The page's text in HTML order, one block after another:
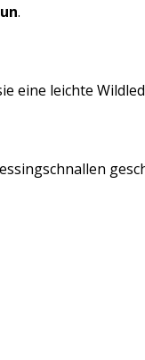
.
eine leichte